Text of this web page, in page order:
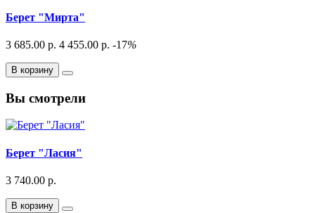
Берет "Мирта"
3 685.00 р. 4 455.00 р. -17%
В корзину
Вы смотрели
Берет "Ласия"
3 740.00 р.
В корзину